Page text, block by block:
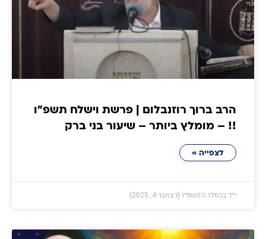
הרב ברוך רוזנבלום | פרשת וישלח תשפ״ו
!! – מומלץ ביותר – שיעור בני ברק
לצפייה »
י״ד בכסלו ה׳תשפ״ו (דצמבר 4, 2025)